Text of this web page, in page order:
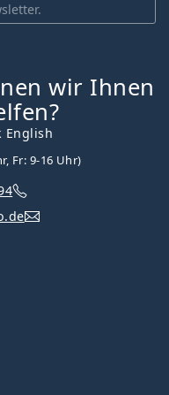
wir Ihnen
English
Fr: 9-16 Uhr)